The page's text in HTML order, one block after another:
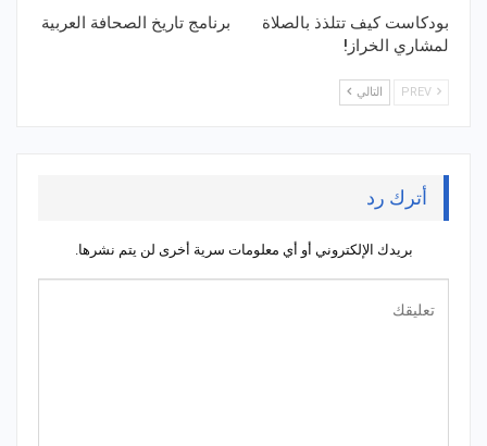
بودكاست كيف تتلذذ بالصلاة
لمشاري الخراز!
برنامج تاريخ الصحافة العربية
التالي
أترك رد
بريدك الإلكتروني أو أي معلومات سرية أخرى لن يتم نشرها.